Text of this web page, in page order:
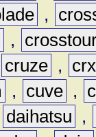
,
,
cruze ,
crx
, cuve ,
daihatsu
,